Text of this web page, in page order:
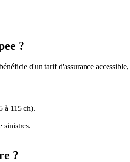
?
d'un tarif d'assurance
à 115 ch).
sinistres.
?